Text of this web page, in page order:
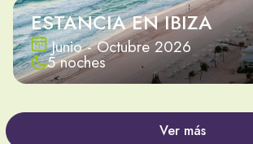
ESTANCIA EN IBIZA
Junio - Octubre 2026
5 noches
Ver más